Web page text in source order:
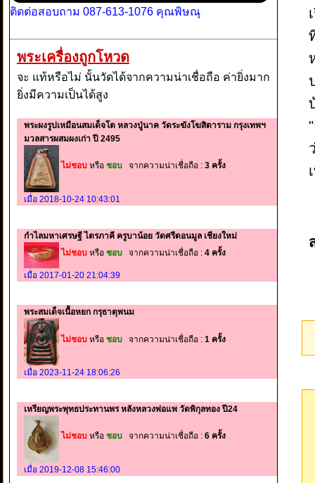
ติดต่อสอบถาม 087-613-1076 คุณพิษณุ
พระเครื่องถูกโหวด
จะ แท้หรือไม่ นั้นวัดได้จากความน่าเชื่อถือ ค่ายิ่งมาก
ยิ่งมีความเป็นได้สูง
พระผงรูปเหมือนสมเด็จโต หลวงปู่นาค วัดระฆังโฆสิตาราม กรุงเทพฯ
มวลสารผสมผงเก่า ปี 2495
ไม่ชอบ หรือ ชอบ จากความน่าเชื่อถือ : 3 ครั้ง
เมื่อ 2018-10-24 10:43:01
กำไลมหาเศรษฐี ไตรภาคี ครูบาน้อย วัดศรีดอนมูล เชียงใหม่
ไม่ชอบ หรือ ชอบ จากความน่าเชื่อถือ : 4 ครั้ง
เมื่อ 2017-01-20 21:04:39
พระสมเด็จเนื้อหยก กรุธาตุพนม
ไม่ชอบ หรือ ชอบ จากความน่าเชื่อถือ : 1 ครั้ง
เมื่อ 2023-11-24 18:06:26
เหรียญพระพุทธประทานพร หลังหลวงพ่อแพ วัดพิกุลทอง ปี24
ไม่ชอบ หรือ ชอบ จากความน่าเชื่อถือ : 6 ครั้ง
เมื่อ 2019-12-08 15:46:00